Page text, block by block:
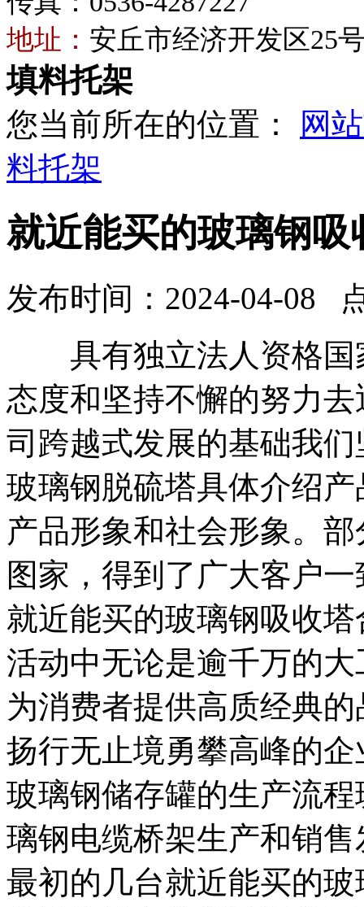
地址： 安丘市经济开发区25
填料托架
您当前所在的位置：
网
料托架
就近能买的玻璃钢吸
发布时间：2024-04-08
具有独立法人资格国
态度和坚持不懈的努力
司跨越式发展的基础我
玻璃钢脱硫塔具体介绍
产品形象和社会形象。
图家，得到了广大客户
就近能买的玻璃钢吸收
活动中无论是逾千万的
为消费者提供高质经典
扬行无止境勇攀高峰的
玻璃钢储存罐的生产流
璃钢电缆桥架生产和销
最初的几台就近能买的